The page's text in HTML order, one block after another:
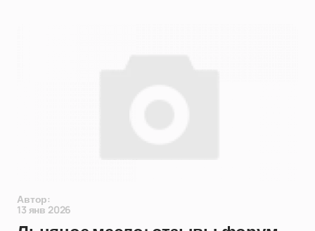
Автор:
13 янв 2026